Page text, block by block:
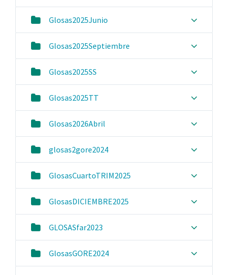
Glosas2025Junio
Glosas2025Septiembre
Glosas2025SS
Glosas2025TT
Glosas2026Abril
glosas2gore2024
GlosasCuartoTRIM2025
GlosasDICIEMBRE2025
GLOSASfar2023
GlosasGORE2024